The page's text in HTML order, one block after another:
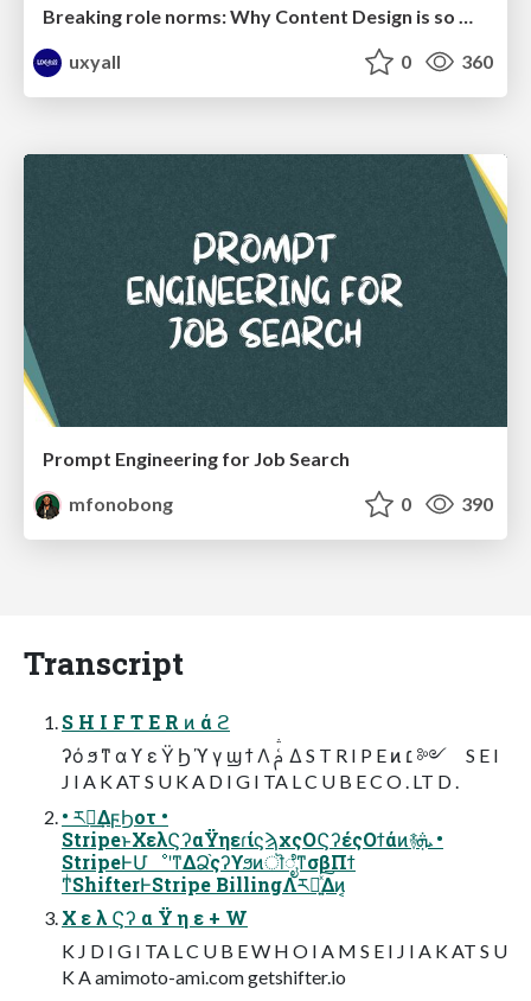
Breaking role norms: Why Content Design is so much more than writing copy - Taylor Woolridge
uxyall
0 360
Prompt Engineering for Job Search
mfonobong
0 390
Transcript
S H I F T E R ͷ ά ϩ
ʔό ϧ ͳ α ϒ ε Ϋ Ϧ ϓ γ ϣ ϯ Λ ࢧ ͑Δ S T R I P E ͷ ׆ ༻ S E I
J I A K AT S U K A D I G I TA L C U B E C O . LT D .
• ར༻͢ΔϝϦοτ •
StripeͱΧελϚʔαΫηεɾίϛϡχςΟϚʔέςΟϯάͷ࿈ܞ •
StripeͰՄೳʹͳΔՁ֨ςʔϒϧͷॊೈͳσβΠϯ
ͳͥShifterͰStripe BillingΛར༻͍ͯ͠Δͷ͔
Χ ε λ Ϛʔ α Ϋ η ε + W
K J D I G I TA L C U B E W H O I A M S E I J I A K AT S U
K A amimoto-ami.com getshifter.io